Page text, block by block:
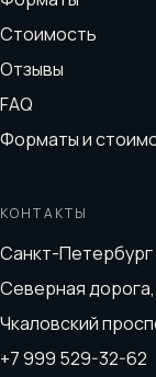
Стоимость
Отзывы
FAQ
Форматы и
КОНТАКТЫ
Санкт-Петербург
Северная дорога,
Чкаловский
+7 999 529-32-62